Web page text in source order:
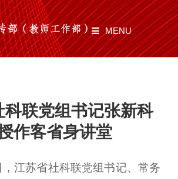
MENU
科联党组书记张新科
作客省身讲堂
江苏省社科联党组书记、常务